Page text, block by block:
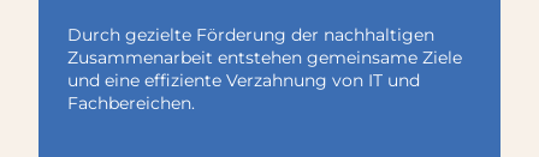
Durch gezielte Förderung der nachhaltigen
Zusammenarbeit entstehen gemeinsame Ziele
und eine effiziente Verzahnung von IT und
Fachbereichen.